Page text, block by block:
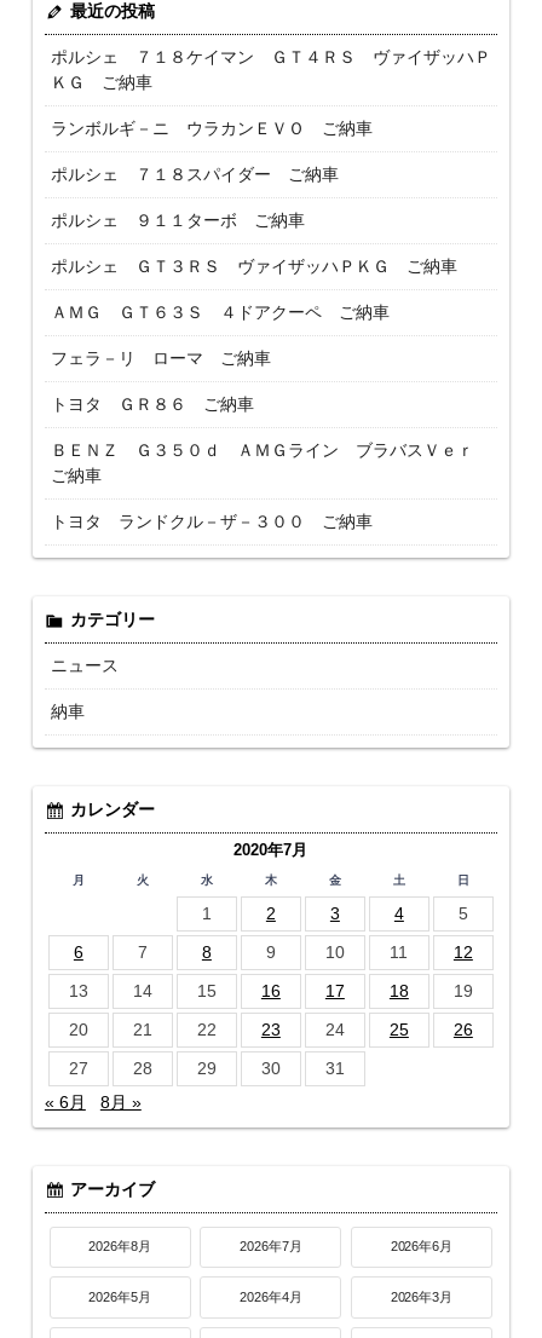
最近の投稿
ポルシェ ７１８ケイマン ＧＴ４ＲＳ ヴァイザッハＰ
ＫＧ ご納車
ランボルギ－ニ ウラカンＥＶＯ ご納車
ポルシェ ７１８スパイダー ご納車
ポルシェ ９１１ターボ ご納車
ポルシェ ＧＴ３ＲＳ ヴァイザッハＰＫＧ ご納車
ＡＭＧ ＧＴ６３Ｓ ４ドアクーペ ご納車
フェラ－リ ローマ ご納車
トヨタ ＧＲ８６ ご納車
ＢＥＮＺ Ｇ３５０ｄ ＡＭＧライン ブラバスＶｅｒ
ご納車
トヨタ ランドクル－ザ－３００ ご納車
カテゴリー
ニュース
納車
カレンダー
2020年7月
月 火 水 木 金 土 日
1 2 3 4
5
6
7 8 9 10 11
12
13
14 15 16 17 18
19
20
21 22 23 24 25
26
27
28 29 30
31
« 6月
8月 »
アーカイブ
2026年8月 2026年7月 2026年6月
2026年5月 2026年4月 2026年3月